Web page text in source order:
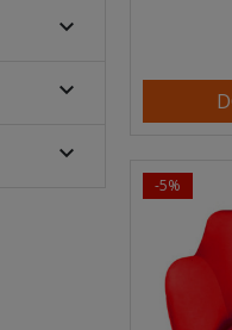



-5%